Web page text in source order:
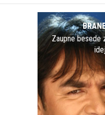
Zaupne besede